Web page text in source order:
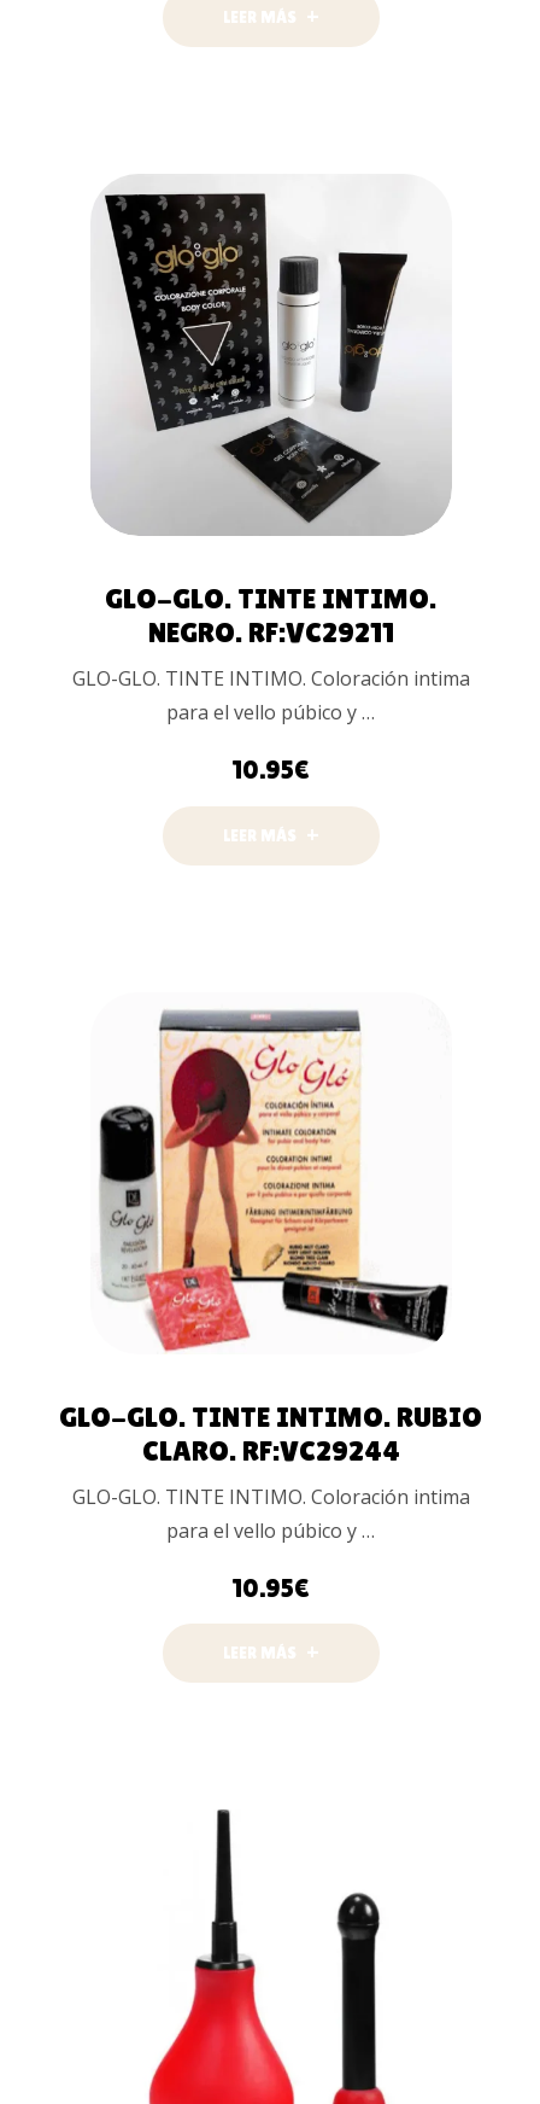
LEER MÁS
LEER MÁS
GLO-GLO. TINTE INTIMO.
NEGRO. RF:VC29211
GLO-GLO. TINTE INTIMO. Coloración intima
para el vello púbico y …
10.95€
LEER MÁS
LEER MÁS
GLO-GLO. TINTE INTIMO. RUBIO
CLARO. RF:VC29244
GLO-GLO. TINTE INTIMO. Coloración intima
para el vello púbico y …
10.95€
LEER MÁS
AÑADIR AL
CARRITO